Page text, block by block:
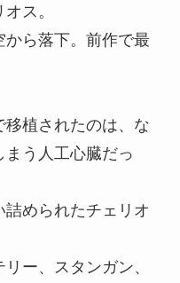
ス。
ら落下。前作で最
植されたのは、な
う人工心臓だっ
詰められたチェリオ
ー、スタンガン、